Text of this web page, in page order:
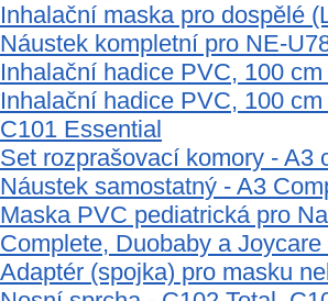
Inhalační maska pro dospělé
Náustek kompletní pro NE-
Inhalační hadice PVC, 100
Inhalační hadice PVC, 100
C101 Essential
Set rozprašovací komory - A3
Náustek samostatný - A3
Maska PVC pediatrická pro
Complete, Duobaby a
Adaptér (spojka) pro masku